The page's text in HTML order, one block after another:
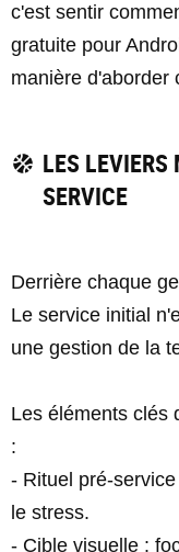
c'est sentir
gratuite pour
manière d'aborder
LES LEVIERS
SERVICE
Derrière chaque
Le service initial
une gestion de la
Les éléments clés
:
- Rituel pré-
le stress.
- Cible visuelle :